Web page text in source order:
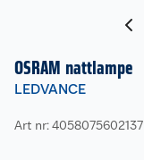
OSRAM nattlampe
LEDVANCE
Art nr: 4058075602137